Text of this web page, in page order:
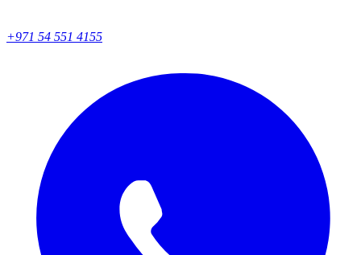
+971 54 551 4155